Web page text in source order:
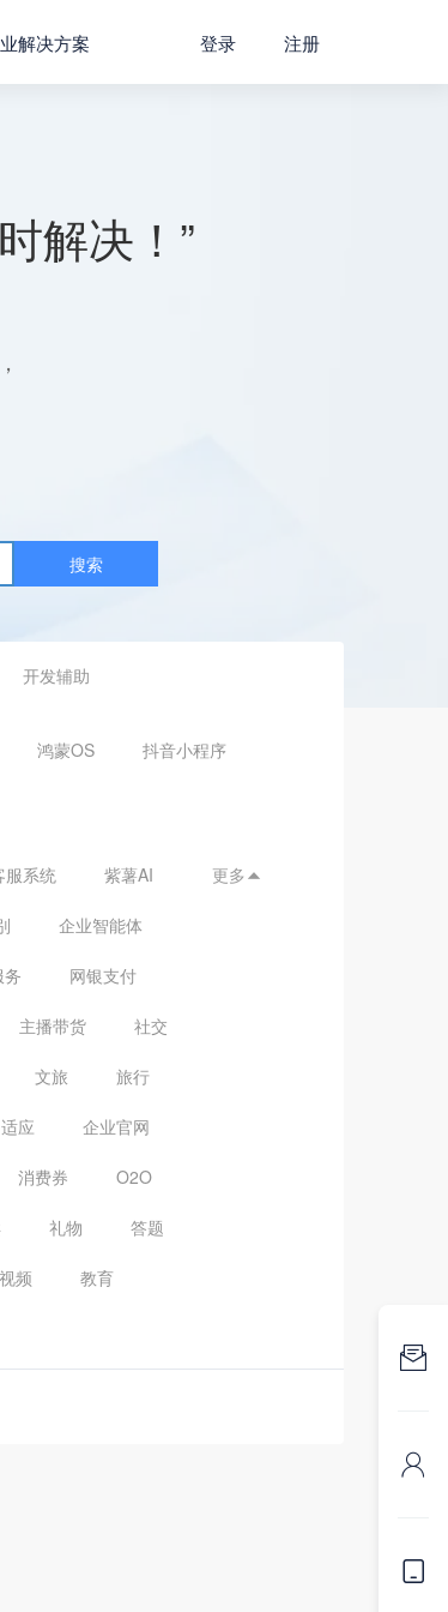
解决方案 登录 注册
解决！”
搜索
开发辅助
鸿蒙OS 抖音小程序
服系统 紫薯AI
企业智能体
务 网银支付
主播带货 社交
文旅 旅行
应 企业官网
消费券 O2O
礼物 答题
视频 教育
更多 


